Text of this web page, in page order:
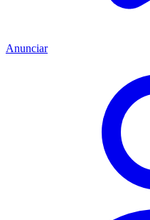
Anunciar